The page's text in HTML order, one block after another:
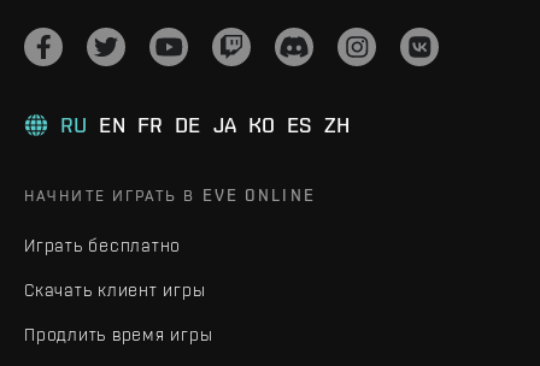
RU EN FR DE JA KO ES ZH
НАЧНИТЕ ИГРАТЬ В EVE ONLINE
Играть бесплатно
Скачать клиент игры
Продлить время игры